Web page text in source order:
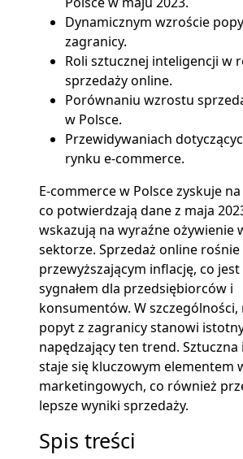
Dynamicznym wzroście
zagranicy.
Roli sztucznej inteligencji w
sprzedaży online.
Porównaniu wzrostu
w Polsce.
Przewidywaniach
rynku e-commerce.
E-commerce w Polsce zyskuje
co potwierdzają dane z maja
wskazują na wyraźne ożywienie
sektorze. Sprzedaż online
przewyższającym inflację, co
sygnałem dla przedsiębiorców i
konsumentów. W szczególności,
popyt z zagranicy stanowi
napędzający ten trend.
staje się kluczowym elementem
marketingowych, co również
lepsze wyniki sprzedaży.
Spis treści